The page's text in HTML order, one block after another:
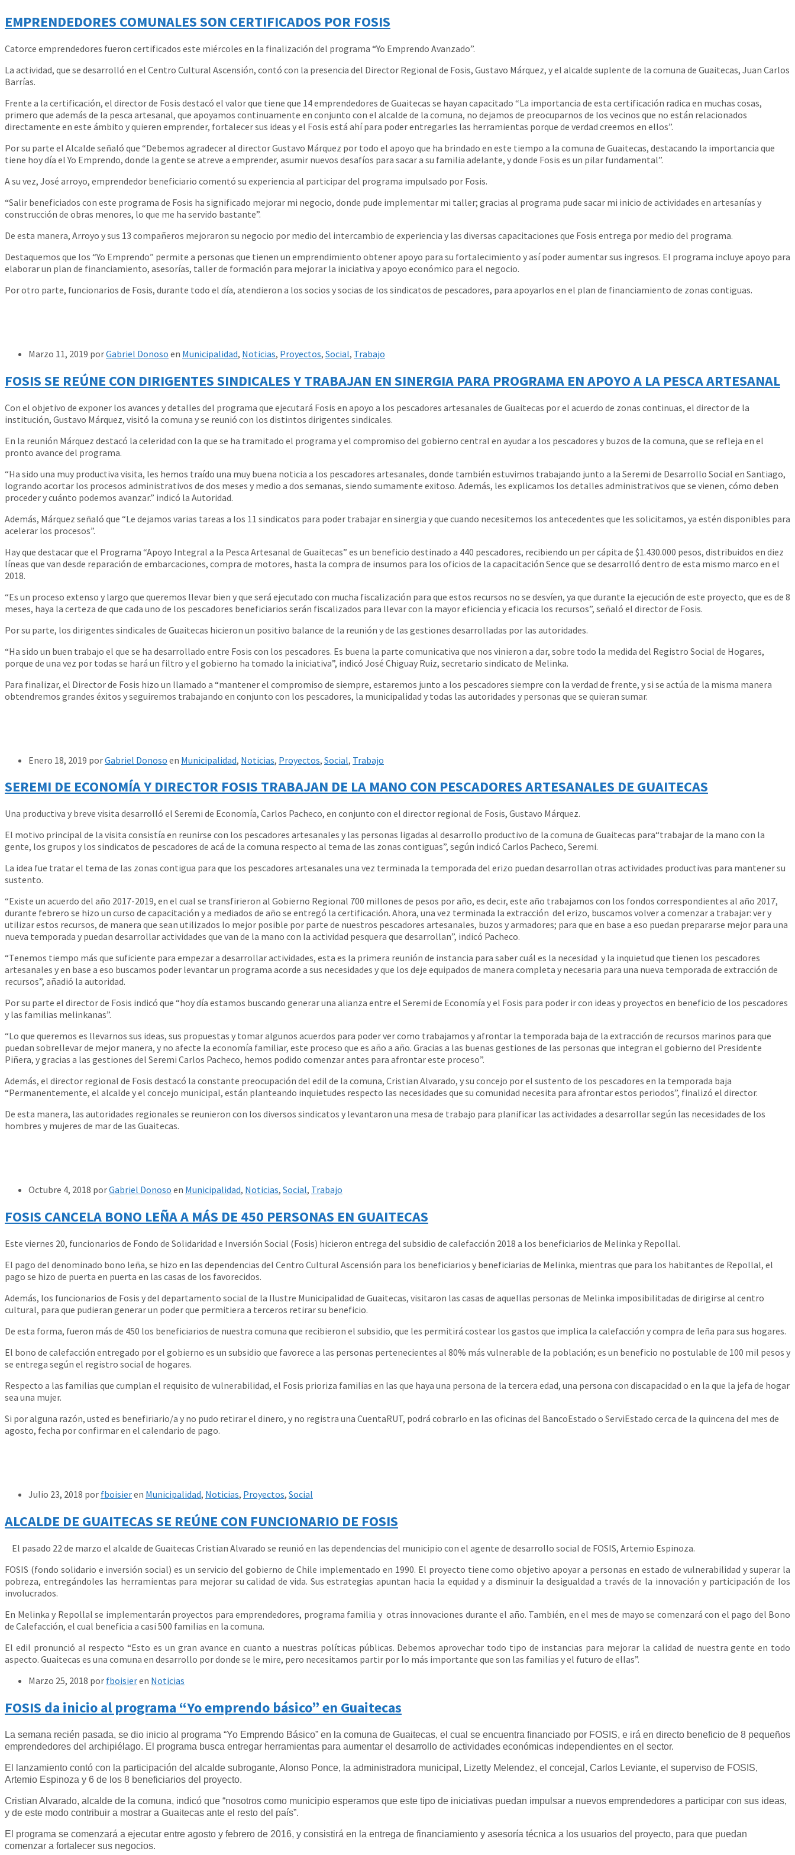
EMPRENDEDORES COMUNALES SON CERTIFICADOS POR FOSIS
Catorce emprendedores fueron certificados este miércoles en la finalización del programa “Yo Emprendo Avanzado”.
La actividad, que se desarrolló en el Centro Cultural Ascensión, contó con la presencia del Director Regional de Fosis, Gustavo Márquez, y el alcalde suplente de la comuna de Guaitecas, Juan Carlos
Barrías.
Frente a la certificación, el director de Fosis destacó el valor que tiene que 14 emprendedores de Guaitecas se hayan capacitado “La importancia de esta certificación radica en muchas cosas,
primero que además de la pesca artesanal, que apoyamos continuamente en conjunto con el alcalde de la comuna, no dejamos de preocuparnos de los vecinos que no están relacionados
directamente en este ámbito y quieren emprender, fortalecer sus ideas y el Fosis está ahí para poder entregarles las herramientas porque de verdad creemos en ellos”.
Por su parte el Alcalde señaló que “Debemos agradecer al director Gustavo Márquez por todo el apoyo que ha brindado en este tiempo a la comuna de Guaitecas, destacando la importancia que
tiene hoy día el Yo Emprendo, donde la gente se atreve a emprender, asumir nuevos desafíos para sacar a su familia adelante, y donde Fosis es un pilar fundamental”.
A su vez, José arroyo, emprendedor beneficiario comentó su experiencia al participar del programa impulsado por Fosis.
“Salir beneficiados con este programa de Fosis ha significado mejorar mi negocio, donde pude implementar mi taller; gracias al programa pude sacar mi inicio de actividades en artesanías y
construcción de obras menores, lo que me ha servido bastante”.
De esta manera, Arroyo y sus 13 compañeros mejoraron su negocio por medio del intercambio de experiencia y las diversas capacitaciones que Fosis entrega por medio del programa.
Destaquemos que los “Yo Emprendo” permite a personas que tienen un emprendimiento obtener apoyo para su fortalecimiento y así poder aumentar sus ingresos. El programa incluye apoyo para
elaborar un plan de financiamiento, asesorías, taller de formación para mejorar la iniciativa y apoyo económico para el negocio.
Por otro parte, funcionarios de Fosis, durante todo el día, atendieron a los socios y socias de los sindicatos de pescadores, para apoyarlos en el plan de financiamiento de zonas contiguas.
Marzo 11, 2019 porGabriel Donoso en Municipalidad, Noticias, Proyectos, Social, Trabajo
FOSIS SE REÚNE CON DIRIGENTES SINDICALES Y TRABAJAN EN SINERGIA PARA PROGRAMA EN APOYO A LA PESCA ARTESANAL
Con el objetivo de exponer los avances y detalles del programa que ejecutará Fosis en apoyo a los pescadores artesanales de Guaitecas por el acuerdo de zonas continuas, el director de la
institución, Gustavo Márquez, visitó la comuna y se reunió con los distintos dirigentes sindicales.
En la reunión Márquez destacó la celeridad con la que se ha tramitado el programa y el compromiso del gobierno central en ayudar a los pescadores y buzos de la comuna, que se refleja en el
pronto avance del programa.
“Ha sido una muy productiva visita, les hemos traído una muy buena noticia a los pescadores artesanales, donde también estuvimos trabajando junto a la Seremi de Desarrollo Social en Santiago,
logrando acortar los procesos administrativos de dos meses y medio a dos semanas, siendo sumamente exitoso. Además, les explicamos los detalles administrativos que se vienen, cómo deben
proceder y cuánto podemos avanzar.” indicó la Autoridad.
Además, Márquez señaló que “Le dejamos varias tareas a los 11 sindicatos para poder trabajar en sinergia y que cuando necesitemos los antecedentes que les solicitamos, ya estén disponibles para
acelerar los procesos”.
Hay que destacar que el Programa “Apoyo Integral a la Pesca Artesanal de Guaitecas” es un beneficio destinado a 440 pescadores, recibiendo un per cápita de $1.430.000 pesos, distribuidos en diez
líneas que van desde reparación de embarcaciones, compra de motores, hasta la compra de insumos para los oficios de la capacitación Sence que se desarrolló dentro de esta mismo marco en el
2018.
“Es un proceso extenso y largo que queremos llevar bien y que será ejecutado con mucha fiscalización para que estos recursos no se desvíen, ya que durante la ejecución de este proyecto, que es de 8
meses, haya la certeza de que cada uno de los pescadores beneficiarios serán fiscalizados para llevar con la mayor eficiencia y eficacia los recursos”, señaló el director de Fosis.
Por su parte, los dirigentes sindicales de Guaitecas hicieron un positivo balance de la reunión y de las gestiones desarrolladas por las autoridades.
“Ha sido un buen trabajo el que se ha desarrollado entre Fosis con los pescadores. Es buena la parte comunicativa que nos vinieron a dar, sobre todo la medida del Registro Social de Hogares,
porque de una vez por todas se hará un filtro y el gobierno ha tomado la iniciativa”, indicó José Chiguay Ruiz, secretario sindicato de Melinka.
Para finalizar, el Director de Fosis hizo un llamado a “mantener el compromiso de siempre, estaremos junto a los pescadores siempre con la verdad de frente, y si se actúa de la misma manera
obtendremos grandes éxitos y seguiremos trabajando en conjunto con los pescadores, la municipalidad y todas las autoridades y personas que se quieran sumar.
Enero 18, 2019 porGabriel Donoso en Municipalidad, Noticias, Proyectos, Social, Trabajo
SEREMI DE ECONOMÍA Y DIRECTOR FOSIS TRABAJAN DE LA MANO CON PESCADORES ARTESANALES DE GUAITECAS
Una productiva y breve visita desarrolló el Seremi de Economía, Carlos Pacheco, en conjunto con el director regional de Fosis, Gustavo Márquez.
El motivo principal de la visita consistía en reunirse con los pescadores artesanales y las personas ligadas al desarrollo productivo de la comuna de Guaitecas para“trabajar de la mano con la
gente, los grupos y los sindicatos de pescadores de acá de la comuna respecto al tema de las zonas contiguas”, según indicó Carlos Pacheco, Seremi.
La idea fue tratar el tema de las zonas contigua para que los pescadores artesanales una vez terminada la temporada del erizo puedan desarrollan otras actividades productivas para mantener su
sustento.
“Existe un acuerdo del año 2017-2019, en el cual se transfirieron al Gobierno Regional 700 millones de pesos por año, es decir, este año trabajamos con los fondos correspondientes al año 2017,
durante febrero se hizo un curso de capacitación y a mediados de año se entregó la certificación. Ahora, una vez terminada la extracción del erizo, buscamos volver a comenzar a trabajar: ver y
utilizar estos recursos, de manera que sean utilizados lo mejor posible por parte de nuestros pescadores artesanales, buzos y armadores; para que en base a eso puedan prepararse mejor para una
nueva temporada y puedan desarrollar actividades que van de la mano con la actividad pesquera que desarrollan”, indicó Pacheco.
“Tenemos tiempo más que suficiente para empezar a desarrollar actividades, esta es la primera reunión de instancia para saber cuál es la necesidad y la inquietud que tienen los pescadores
artesanales y en base a eso buscamos poder levantar un programa acorde a sus necesidades y que los deje equipados de manera completa y necesaria para una nueva temporada de extracción de
recursos”, añadió la autoridad.
Por su parte el director de Fosis indicó que “hoy día estamos buscando generar una alianza entre el Seremi de Economía y el Fosis para poder ir con ideas y proyectos en beneficio de los pescadores
y las familias melinkanas”.
“Lo que queremos es llevarnos sus ideas, sus propuestas y tomar algunos acuerdos para poder ver como trabajamos y afrontar la temporada baja de la extracción de recursos marinos para que
puedan sobrellevar de mejor manera, y no afecte la economía familiar, este proceso que es año a año. Gracias a las buenas gestiones de las personas que integran el gobierno del Presidente
Piñera, y gracias a las gestiones del Seremi Carlos Pacheco, hemos podido comenzar antes para afrontar este proceso”.
Además, el director regional de Fosis destacó la constante preocupación del edil de la comuna, Cristian Alvarado, y su concejo por el sustento de los pescadores en la temporada baja
“Permanentemente, el alcalde y el concejo municipal, están planteando inquietudes respecto las necesidades que su comunidad necesita para afrontar estos periodos”, finalizó el director.
De esta manera, las autoridades regionales se reunieron con los diversos sindicatos y levantaron una mesa de trabajo para planificar las actividades a desarrollar según las necesidades de los
hombres y mujeres de mar de las Guaitecas.
Octubre 4, 2018 porGabriel Donoso en Municipalidad, Noticias, Social, Trabajo
FOSIS CANCELA BONO LEÑA A MÁS DE 450 PERSONAS EN GUAITECAS
Este viernes 20, funcionarios de Fondo de Solidaridad e Inversión Social (Fosis) hicieron entrega del subsidio de calefacción 2018 a los beneficiarios de Melinka y Repollal.
El pago del denominado bono leña, se hizo en las dependencias del Centro Cultural Ascensión para los beneficiarios y beneficiarias de Melinka, mientras que para los habitantes de Repollal, el
pago se hizo de puerta en puerta en las casas de los favorecidos.
Además, los funcionarios de Fosis y del departamento social de la Ilustre Municipalidad de Guaitecas, visitaron las casas de aquellas personas de Melinka imposibilitadas de dirigirse al centro
cultural, para que pudieran generar un poder que permitiera a terceros retirar su beneficio.
De esta forma, fueron más de 450 los beneficiarios de nuestra comuna que recibieron el subsidio, que les permitirá costear los gastos que implica la calefacción y compra de leña para sus hogares.
El bono de calefacción entregado por el gobierno es un subsidio que favorece a las personas pertenecientes al 80% más vulnerable de la población; es un beneficio no postulable de 100 mil pesos y
se entrega según el registro social de hogares.
Respecto a las familias que cumplan el requisito de vulnerabilidad, el Fosis prioriza familias en las que haya una persona de la tercera edad, una persona con discapacidad o en la que la jefa de hogar
sea una mujer.
Si por alguna razón, usted es benefiriario/a y no pudo retirar el dinero, y no registra una CuentaRUT, podrá cobrarlo en las oficinas del BancoEstado o ServiEstado cerca de la quincena del mes de
agosto, fecha por confirmar en el calendario de pago.
Julio 23, 2018 por fboisieren Municipalidad, Noticias, Proyectos, Social
ALCALDE DE GUAITECAS SE REÚNE CON FUNCIONARIO DE FOSIS
El pasado 22 de marzo el alcalde de Guaitecas Cristian Alvarado se reunió en las dependencias del municipio con el agente de desarrollo social de FOSIS, Artemio Espinoza.
FOSIS (fondo solidario e inversión social) es un servicio del gobierno de Chile implementado en 1990. El proyecto tiene como objetivo apoyar a personas en estado de vulnerabilidad y superar la
pobreza, entregándoles las herramientas para mejorar su calidad de vida. Sus estrategias apuntan hacia la equidad y a disminuir la desigualdad a través de la innovación y participación de los
involucrados.
En Melinka y Repollal se implementarán proyectos para emprendedores, programa familia y otras innovaciones durante el año. También, en el mes de mayo se comenzará con el pago del Bono
de Calefacción, el cual beneficia a casi 500 familias en la comuna.
El edil pronunció al respecto “Esto es un gran avance en cuanto a nuestras políticas públicas. Debemos aprovechar todo tipo de instancias para mejorar la calidad de nuestra gente en todo
aspecto. Guaitecas es una comuna en desarrollo por donde se le mire, pero necesitamos partir por lo más importante que son las familias y el futuro de ellas”.
Marzo 25, 2018 por fboisieren Noticias
FOSIS da inicio al programa “Yo emprendo básico” en Guaitecas
La semana recién pasada, se dio inicio al programa “Yo Emprendo Básico” en la comuna de Guaitecas, el cual se encuentra financiado por FOSIS, e irá en directo beneficio de 8 pequeños
emprendedores del archipiélago. El programa busca entregar herramientas para aumentar el desarrollo de actividades económicas independientes en el sector.
El lanzamiento contó con la participación del alcalde subrogante, Alonso Ponce, la administradora municipal, Lizetty Melendez, el concejal, Carlos Leviante, el superviso de FOSIS,
Artemio Espinoza y 6 de los 8 beneficiarios del proyecto.
Cristian Alvarado, alcalde de la comuna, indicó que “nosotros como municipio esperamos que este tipo de iniciativas puedan impulsar a nuevos emprendedores a participar con sus ideas,
y de este modo contribuir a mostrar a Guaitecas ante el resto del país”.
El programa se comenzará a ejecutar entre agosto y febrero de 2016, y consistirá en la entrega de financiamiento y asesoría técnica a los usuarios del proyecto, para que puedan
comenzar a fortalecer sus negocios.